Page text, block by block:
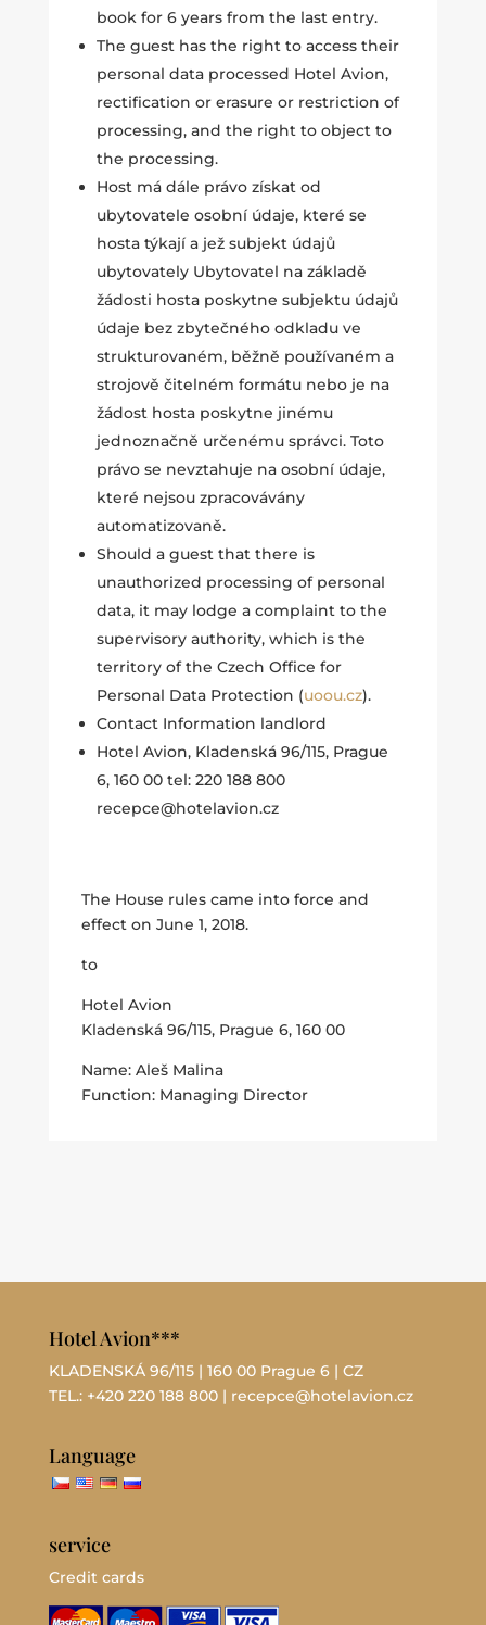
book for 6 years from the last entry.
The guest has the right to access their
personal data processed Hotel Avion,
rectification or erasure or restriction of
processing, and the right to object to
the processing.
Host má dále právo získat od
ubytovatele osobní údaje, které se
hosta týkají a jež subjekt údajů
ubytovately Ubytovatel na základě
žádosti hosta poskytne subjektu údajů
údaje bez zbytečného odkladu ve
strukturovaném, běžně používaném a
strojově čitelném formátu nebo je na
žádost hosta poskytne jinému
jednoznačně určenému správci. Toto
právo se nevztahuje na osobní údaje,
které nejsou zpracovávány
automatizovaně.
Should a guest that there is
unauthorized processing of personal
data, it may lodge a complaint to the
supervisory authority, which is the
territory of the Czech Office for
Personal Data Protection (uoou.cz).
Contact Information landlord
Hotel Avion, Kladenská 96/115, Prague
6, 160 00 tel: 220 188 800
recepce@hotelavion.cz
The House rules came into force and
effect on June 1, 2018.
to
Hotel Avion
Kladenská 96/115, Prague 6, 160 00
Name: Aleš Malina
Function: Managing Director
Hotel Avion***
KLADENSKÁ 96/115 | 160 00 Prague 6 | CZ
TEL.: +420 220 188 800| recepce@hotelavion.cz
Language
service
Credit cards